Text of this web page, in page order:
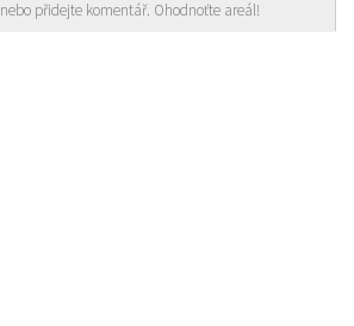
nebo přidejte komentář. Ohodnoťte areál!